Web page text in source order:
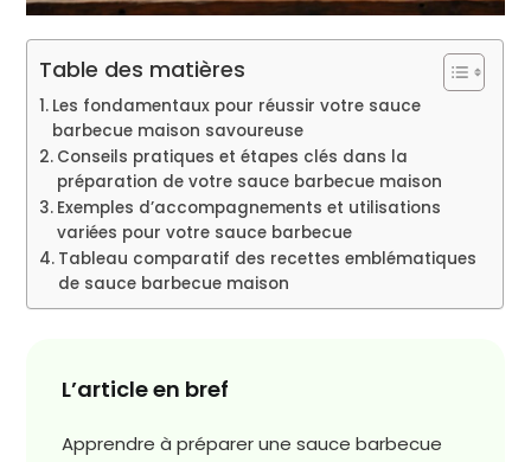
Table des matières
Les fondamentaux pour réussir votre sauce
barbecue maison savoureuse
Conseils pratiques et étapes clés dans la
préparation de votre sauce barbecue maison
Exemples d’accompagnements et utilisations
variées pour votre sauce barbecue
Tableau comparatif des recettes emblématiques
de sauce barbecue maison
L’article en bref
Apprendre à préparer une sauce barbecue